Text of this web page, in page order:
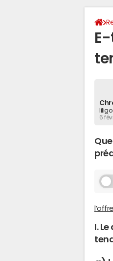
liligo
6
l’offre
I.